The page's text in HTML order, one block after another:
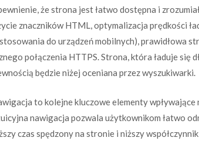
że strona jest łatwo dostępna i
znaczników HTML, optymalizacja prędkości
do urządzeń mobilnych), prawidłowa
połączenia HTTPS. Strona, która ładuje się
będzie niżej oceniana przez wyszukiwarki.
to kolejne kluczowe elementy wpływające
nawigacja pozwala użytkownikom łatwo
czas spędzony na stronie i niższy